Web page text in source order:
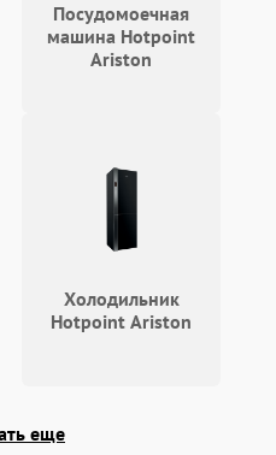
Посудомоечная
машина Hotpoint
Ariston
Холодильник
Hotpoint Ariston
еще